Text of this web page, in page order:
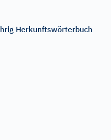
Herkunftswörterbuch